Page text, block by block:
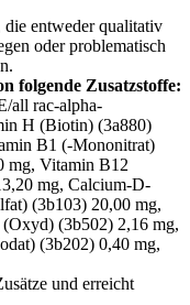
die entweder qualitativ
oder problematisch
folgende Zusatzstoffe:
all rac-alpha-
H (Biotin) (3a880)
B1 (-Mononitrat)
mg, Vitamin B12
mg, Calcium-D-
(3b103) 20,00 mg,
(3b502) 2,16 mg,
(3b202) 0,40 mg,
und erreicht